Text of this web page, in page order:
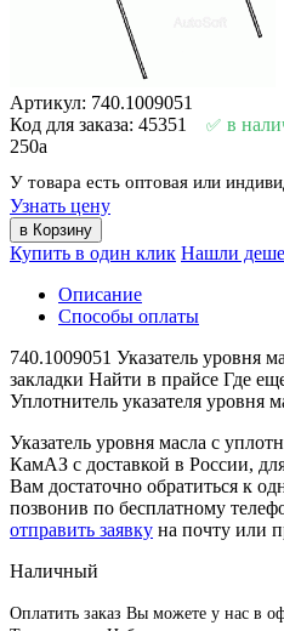
Артикул: 740.1009051
Код для заказа: 45351
в
250a
У товара есть оптовая или
Узнать цену
Купить в один клик Нашли
Описание
Способы оплаты
740.1009051 Указатель уровня
закладки Найти в прайсе Где
Уплотнитель указателя уровня
Указатель уровня масла с
КамАЗ с доставкой в России,
Вам достаточно обратиться к
позвонив по бесплатному
отправить заявку на почту или
Наличный
Оплатить заказ Вы можете у нас в